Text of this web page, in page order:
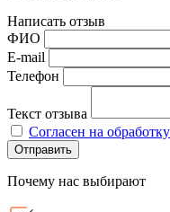
Написать отзыв
ФИО
E-mail
Телефон
Текст отзыва
Согласен на
Отправить
Почему нас выбирают